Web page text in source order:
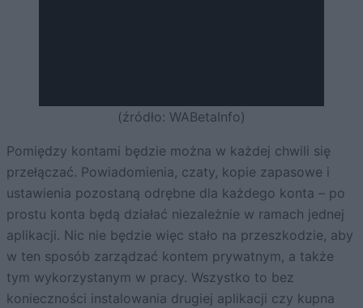
(źródło: WABetaInfo)
Pomiędzy kontami będzie można w każdej chwili się
przełączać. Powiadomienia, czaty, kopie zapasowe i
ustawienia pozostaną odrębne dla każdego konta – po
prostu konta będą działać niezależnie w ramach jednej
aplikacji. Nic nie będzie więc stało na przeszkodzie, aby
w ten sposób zarządzać kontem prywatnym, a także
tym wykorzystanym w pracy. Wszystko to bez
konieczności instalowania drugiej aplikacji czy kupna